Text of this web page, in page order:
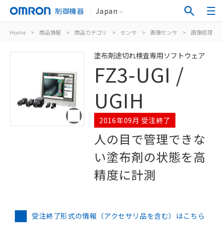
制御機器 Japan
Home > 商品情報 > 商品カテゴリ > センサ > 画像センサ > 画像処理シ
塗布剤途切れ検査専用ソフトウェア
FZ3-UGI /
UGIH
2016年09月 受注終了
人の目で管理できな
い塗布剤の状態を高
精度に計測
受注終了形式の情報（アクセサリ品を含む）はこちら